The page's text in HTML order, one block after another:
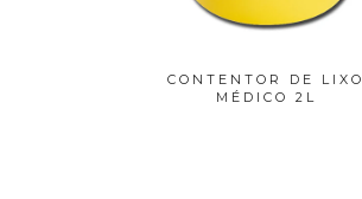
CONTENTOR DE LIXO
MÉDICO 2L